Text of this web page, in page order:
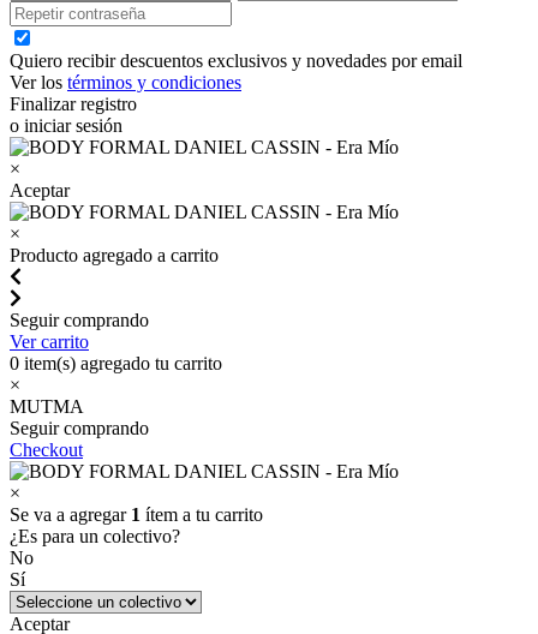
Quiero recibir descuentos exclusivos y novedades por email
Ver los términos y condiciones
Finalizar registro
o iniciar sesión
×
Aceptar
×
Producto agregado a carrito
Seguir comprando
Ver carrito
0 item(s) agregado tu carrito
×
MUTMA
Seguir comprando
Checkout
×
Se va a agregar 1 ítem a tu carrito
¿Es para un colectivo?
No
Sí
Aceptar